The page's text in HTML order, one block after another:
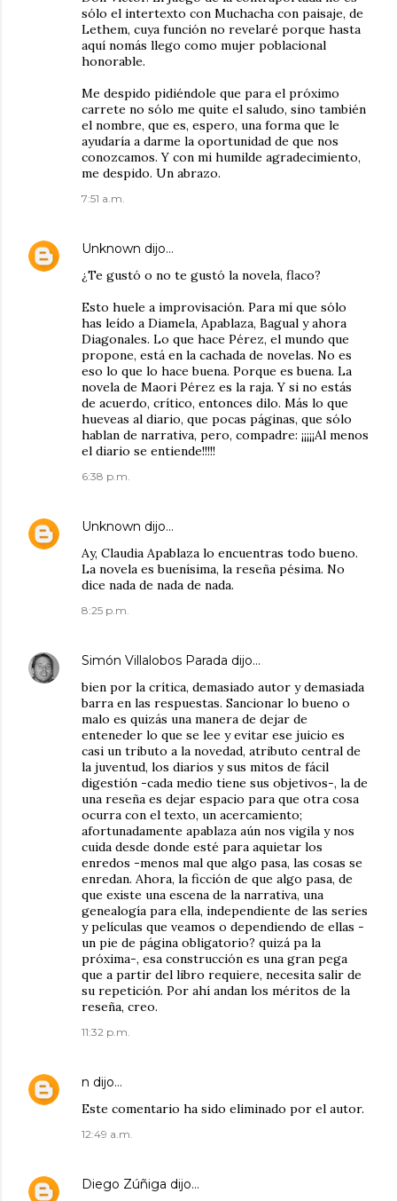
sólo el intertexto con Muchacha con paisaje, de
Lethem, cuya función no revelaré porque hasta
aquí nomás llego como mujer poblacional
honorable.
Me despido pidiéndole que para el próximo
carrete no sólo me quite el saludo, sino también
el nombre, que es, espero, una forma que le
ayudaría a darme la oportunidad de que nos
conozcamos. Y con mi humilde agradecimiento,
me despido. Un abrazo.
7:51 a.m.
Unknown dijo…
¿Te gustó o no te gustó la novela, flaco?
Esto huele a improvisación. Para mí que sólo
has leído a Diamela, Apablaza, Bagual y ahora
Diagonales. Lo que hace Pérez, el mundo que
propone, está en la cachada de novelas. No es
eso lo que lo hace buena. Porque es buena. La
novela de Maori Pérez es la raja. Y si no estás
de acuerdo, crítico, entonces dilo. Más lo que
hueveas al diario, que pocas páginas, que sólo
hablan de narrativa, pero, compadre: ¡¡¡¡¡Al menos
el diario se entiende!!!!!
6:38 p.m.
Unknown dijo…
Ay, Claudia Apablaza lo encuentras todo bueno.
La novela es buenísima, la reseña pésima. No
dice nada de nada de nada.
8:25 p.m.
Simón Villalobos Parada dijo…
bien por la crítica, demasiado autor y demasiada
barra en las respuestas. Sancionar lo bueno o
malo es quizás una manera de dejar de
enteneder lo que se lee y evitar ese juicio es
casi un tributo a la novedad, atributo central de
la juventud, los diarios y sus mitos de fácil
digestión -cada medio tiene sus objetivos-, la de
una reseña es dejar espacio para que otra cosa
ocurra con el texto, un acercamiento;
afortunadamente apablaza aún nos vigila y nos
cuida desde donde esté para aquietar los
enredos -menos mal que algo pasa, las cosas se
enredan. Ahora, la ficción de que algo pasa, de
que existe una escena de la narrativa, una
genealogía para ella, independiente de las series
y películas que veamos o dependiendo de ellas -
un pie de página obligatorio? quizá pa la
próxima-, esa construcción es una gran pega
que a partir del libro requiere, necesita salir de
su repetición. Por ahí andan los méritos de la
reseña, creo.
11:32 p.m.
n dijo…
Este comentario ha sido eliminado por el autor.
12:49 a.m.
Diego Zúñiga dijo…